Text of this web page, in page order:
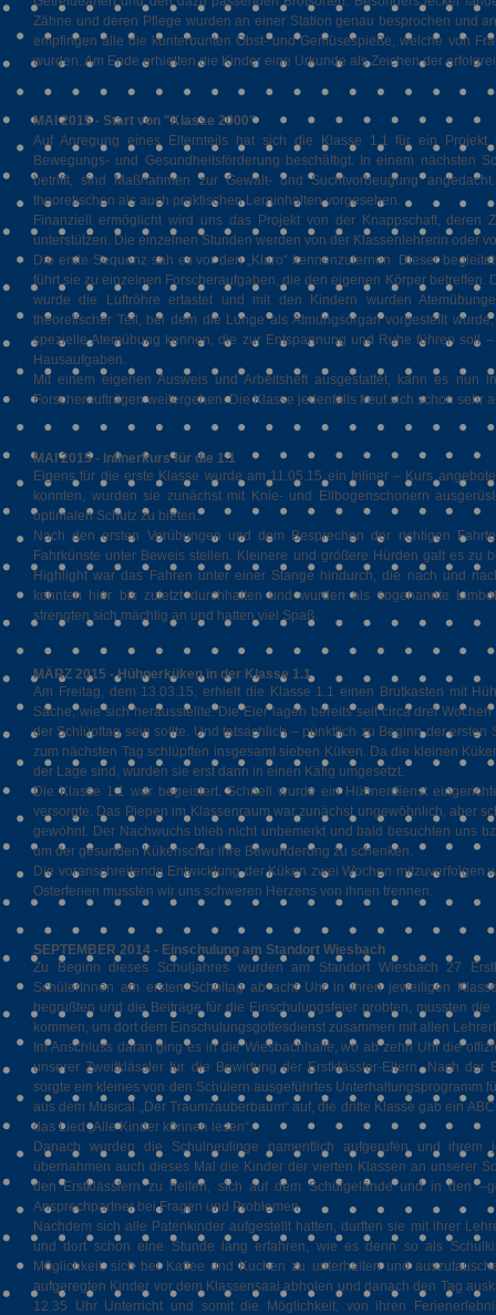
Zähne und deren Pflege wurden an einer Station genau besprochen und
empfingen alle die kunterbunten Obst- und Gemüsespieße, welche von
wurden. Am Ende erhielten die Kinder eine Urkunde als Zeichen der
MAI 2015 - Start von "Klasse 2000"
Auf Anregung eines Elternteils hat sich die Klasse 1.1 für ein Projekt
Bewegungs- und Gesundheitsförderung beschäftigt. In einem nächsten
betrifft, sind Maßnahmen zur Gewalt- und Suchtvorbeugung
theoretischen als auch praktischen Lerninhalten vorgesehen.
Finanziell ermöglicht wird uns das Projekt von der Knappschaft, deren
unterstützen. Die einzelnen Stunden werden von der Klassenlehrerin oder
Die erste Sequenz sah es vor den „Klaro“ kennenzulernen. Dieser
führt sie zu einzelnen Forscheraufgaben, die den eigenen Körper betreffen.
wurde die Luftröhre ertastet und mit den Kindern wurden
theoretischer Teil, bei dem die Lunge als Atmungsorgan vorgestellt
spezielle Atemübung kennen, die zur Entspannung und Ruhe führen soll
Hausaufgaben.
Mit einem eigenen Ausweis und Arbeitsheft ausgestattet, kann es nun
Forscheraufträgen weitergehen. Die Klasse jedenfalls freut sich schon sehr
MAI 2015 - Inlinerkurs für die 1.1
Eigens für die erste Klasse wurde am 11.05.15 ein Inliner – Kurs
konnten, wurden sie zunächst mit Knie- und Ellbogenschonern
optimalen Schutz zu bieten.
Nach den ersten Vorübungen und dem Besprechen der richtigen
Fahrkünste unter Beweis stellen. Kleinere und größere Hürden galt es zu
Highlight war das Fahren unter einer Stange hindurch, die nach und
konnten hier bis zuletzt durchhalten und wurden als sogenannte
strengten sich mächtig an und hatten viel Spaß.
MÄRZ 2015 - Hühnerküken in der Klasse 1.1
Am Freitag, dem 13.03.15, erhielt die Klasse 1.1 einen Brutkasten mit
Sache, wie sich herausstellte. Die Eier lagen bereits seit circa drei
der Schlüpftag sein sollte. Und tatsächlich – pünktlich zu Beginn der
zum nächsten Tag schlüpften insgesamt sieben Küken. Da die kleinen
der Lage sind, wurden sie erst dann in einen Käfig umgesetzt.
Die Klasse 1.1 war begeistert. Schnell wurde ein Hühnerdienst
versorgte. Das Piepen im Klassenraum war zunächst ungewöhnlich, aber
gewöhnt. Der Nachwuchs blieb nicht unbemerkt und bald besuchten uns
um der gesunden Kükenschar ihre Bewunderung zu schenken.
Die voranschreitende Entwicklung der Küken zwei Wochen mitzuverfolgen
Osterferien mussten wir uns schweren Herzens von ihnen trennen.
SEPTEMBER 2014 - Einschulung am Standort Wiesbach
Zu Beginn dieses Schuljahres wurden am Standort Wiesbach 27
SchülerInnen am ersten Schultag ab acht Uhr in ihren jeweiligen
begrüßten und die Beiträge für die Einschulungsfeier probten, mussten
kommen, um dort dem Einschulungsgottesdienst zusammen mit allen
Im Anschluss daran ging es in die Wiesbachhalle, wo ab zehn Uhr die
unserer Zweitklässler für die Bewirtung der Erstklässler-Eltern. Nach
sorgte ein kleines von den Schülern ausgeführtes Unterhaltungsprogramm
aus dem Musical „Der Traumzauberbaum“ auf, die dritte Klasse gab ein
das Lied „Alle Kinder können lesen“.
Danach wurden die Schulneulinge namentlich aufgerufen und
übernahmen auch dieses Mal die Kinder der vierten Klassen an unserer
den Erstklässlern zu helfen, sich auf dem Schulgelände und in den
Ansprechpartner bei Fragen und Problemen.
Nachdem sich alle Patenkinder aufgestellt hatten, durften sie mit ihrer
und dort schon eine Stunde lang erfahren, wie es denn so als
Möglichkeit, sich bei Kaffee und Kuchen zu unterhalten und
aufgeregten Kinder vor dem Klassensaal abholen und danach den Tag
12.35 Uhr Unterricht und somit die Möglichkeit, von ihren